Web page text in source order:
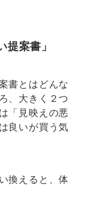
案書」
書とはどんな
、大きく２つ
「見映えの悪
良いが買う気
換えると、体